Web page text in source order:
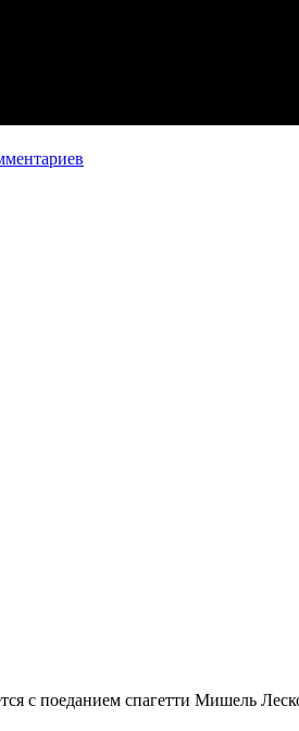
с поеданием спагетти Мишель